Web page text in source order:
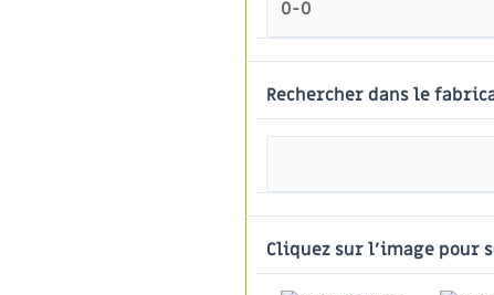
Rechercher dans le
Cliquez sur l'image pour